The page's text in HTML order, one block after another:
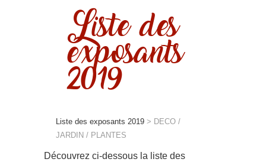
Liste des
exposants
2019
Liste des exposants 2019 > DECO /
JARDIN / PLANTES
Découvrez ci-dessous la liste des